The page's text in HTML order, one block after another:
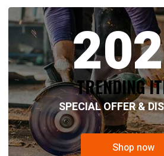
initial
était :
18,500.00 د.ج.
actuel
est :
13,800.00 د.ج.
TRENDING
SPECIAL OFFER &
Shop now